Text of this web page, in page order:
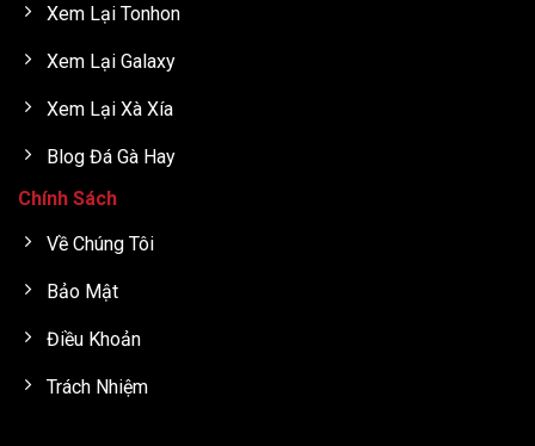
Xem Lại Tonhon
Xem Lại Galaxy
Xem Lại Xà Xía
Blog Đá Gà Hay
Chính Sách
Về Chúng Tôi
Bảo Mật
Điều Khoản
Trách Nhiệm